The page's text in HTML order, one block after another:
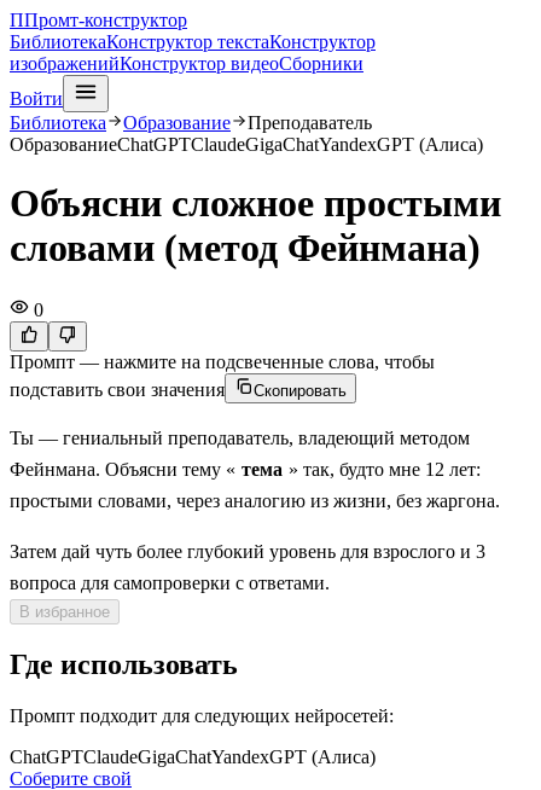
ППромт-конструктор
БиблиотекаКонструктор текстаКонструктор
изображенийКонструктор видеоСборники
Войти
Библиотека
Образование
Преподаватель
ОбразованиеChatGPTClaudeGigaChatYandexGPT (Алиса)
Объясни сложное простыми
словами (метод Фейнмана)
0
Промпт — нажмите на подсвеченные слова, чтобы
подставить свои значения
Скопировать
Ты — гениальный преподаватель, владеющий методом
Фейнмана. Объясни тему « тема » так, будто мне 12 лет:
простыми словами, через аналогию из жизни, без жаргона.
Затем дай чуть более глубокий уровень для взрослого и 3
вопроса для самопроверки с ответами.
В избранное
Где использовать
Промпт подходит для следующих нейросетей:
ChatGPTClaudeGigaChatYandexGPT (Алиса)
Соберите свой